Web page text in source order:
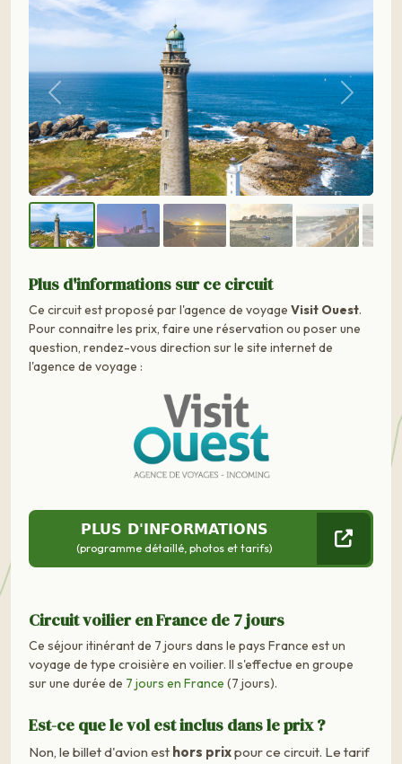
Précédent Suivant
Plus d'informations sur ce circuit
Ce circuit est proposé par l'agence de voyage Visit Ouest.
Pour connaitre les prix, faire une réservation ou poser une
question, rendez-vous direction sur le site internet de
l'agence de voyage :
PLUS D'INFORMATIONS
(programme détaillé, photos et tarifs)
Circuit voilier en France de 7 jours
Ce séjour itinérant de 7 jours dans le pays France est un
voyage de type croisière en voilier. Il s'effectue en groupe
sur une durée de 7 jours en France (7 jours).
Est-ce que le vol est inclus dans le prix ?
Non, le billet d'avion est hors prixpour ce circuit. Le tarif